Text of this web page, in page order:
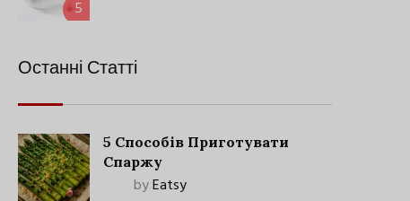
5
Останні Статті
5 Способів Приготувати
Спаржу
byEatsy